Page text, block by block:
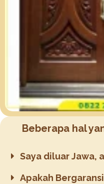
Beberapa hal
Saya diluar Jawa,
Apakah Bergaransi